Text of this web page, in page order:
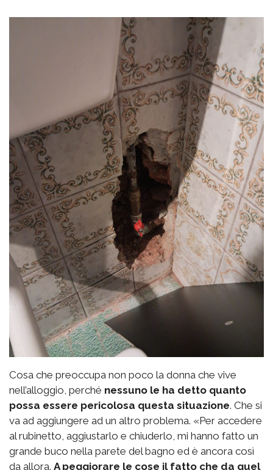
Cosa che preoccupa non poco la donna che vive
nell’alloggio, perché nessuno le ha detto quanto
possa essere pericolosa questa situazione. Che si
va ad aggiungere ad un altro problema. «Per accedere
al rubinetto, aggiustarlo e chiuderlo, mi hanno fatto un
grande buco nella parete del bagno ed è ancora così
da allora. A peggiorare le cose il fatto che da quel